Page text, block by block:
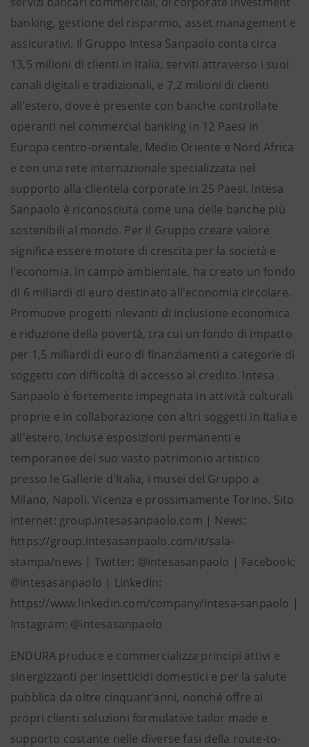
banking, gestione del risparmio, asset management e
assicurativi. Il Gruppo Intesa Sanpaolo conta circa
13,5 milioni di clienti in Italia, serviti attraverso i suoi
canali digitali e tradizionali, e 7,2 milioni di clienti
all’estero, dove è presente con banche controllate
operanti nel commercial banking in 12 Paesi in
Europa centro-orientale, Medio Oriente e Nord Africa
e con una rete internazionale specializzata nel
supporto alla clientela corporate in 25 Paesi. Intesa
Sanpaolo è riconosciuta come una delle banche più
sostenibili al mondo. Per il Gruppo creare valore
significa essere motore di crescita per la società e
l'economia. In campo ambientale, ha creato un fondo
di 6 miliardi di euro destinato all'economia circolare.
Promuove progetti rilevanti di inclusione economica
e riduzione della povertà, tra cui un fondo di impatto
per 1,5 miliardi di euro di finanziamenti a categorie di
soggetti con difficoltà di accesso al credito. Intesa
Sanpaolo è fortemente impegnata in attività culturali
proprie e in collaborazione con altri soggetti in Italia e
all'estero, incluse esposizioni permanenti e
temporanee del suo vasto patrimonio artistico
presso le Gallerie d'Italia, i musei del Gruppo a
Milano, Napoli, Vicenza e prossimamente Torino. Sito
internet: group.intesasanpaolo.com | News:
https://group.intesasanpaolo.com/it/sala-
stampa/news | Twitter: @intesasanpaolo | Facebook:
@intesasanpaolo | LinkedIn:
https://www.linkedin.com/company/intesa-sanpaolo |
Instagram: @intesasanpaolo
ENDURA produce e commercializza principi attivi e
sinergizzanti per insetticidi domestici e per la salute
pubblica da oltre cinquant’anni, nonché offre ai
propri clienti soluzioni formulative tailor made e
supporto costante nelle diverse fasi della route-to-